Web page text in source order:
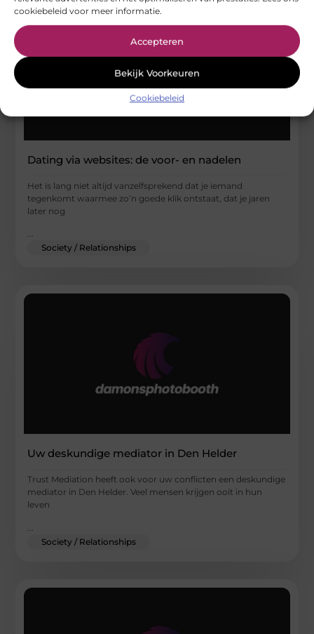
cookiebeleid voor meer informatie.
Accepteren
Bekijk Voorkeuren
Cookiebeleid
Dating via websites: de voor- en nadelen
Het is lang niet altijd vanzelfsprekend dat je iemand
tegenkomt waarmee zo’n goede klik ontstaat, dat je jaren
later nog
...
Society / Relationships
Uw deskundige mediator in Den Helder
Trust Mediation heeft ook voor uw conflicten een deskundige
mediator in Den Helder. Veel mensen krijgen ooit in hun
leven
Society / Relationships